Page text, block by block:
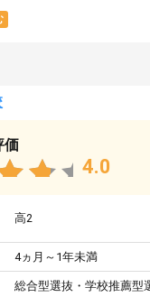
価
4.0
高2
4ヵ月～1年未満
総合型選抜・学校推薦型